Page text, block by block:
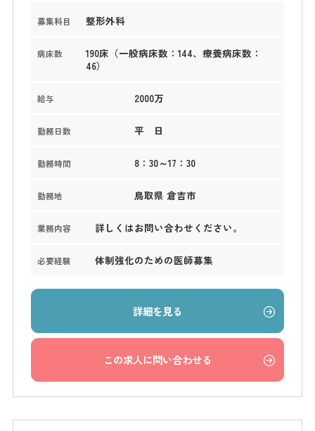
募集科目 整形外科
病床数
190床（一般病床数：144、療養病床数：
46）
給与 2000万
勤務日数 平 日
勤務時間 8：30～17：30
勤務地 鳥取県 倉吉市
業務内容 詳しくはお問い合わせください。
必要経験 体制強化のための医師募集
詳細を見る
この求人に問い合わせる